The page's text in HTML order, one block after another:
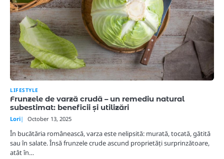
LIFESTYLE
Frunzele de varză crudă – un remediu natural
subestimat: beneficii și utilizări
Lori October 13, 2025
În bucătăria românească, varza este nelipsită: murată, tocată, gătită
sau în salate. Însă frunzele crude ascund proprietăți surprinzătoare,
atât în…